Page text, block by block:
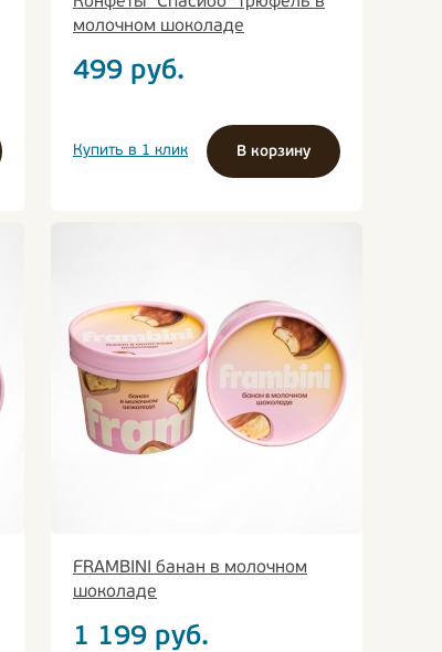
молочном шоколаде
499 руб.
Купить в 1 клик В корзину
FRAMBINI банан в молочном
шоколаде
1 199 руб.